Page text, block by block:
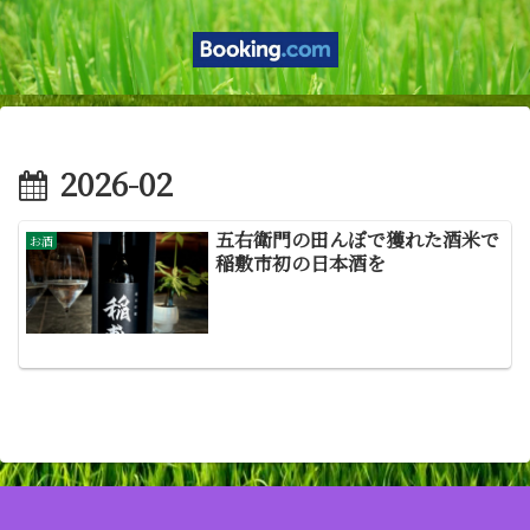
2026-02
お酒
五右衛門の田んぼで獲れた酒米で
稲敷市初の日本酒を